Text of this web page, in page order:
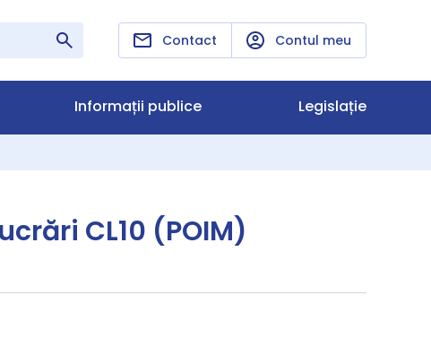
Contact Contul meu
Informații publice Legislație
CL10 (POIM)